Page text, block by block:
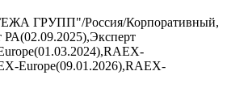
***, дата ближайшей выплаты — ***.
36 купонных периодов, из
— 36.
ГРУПП"/Россия/Корпоративный,